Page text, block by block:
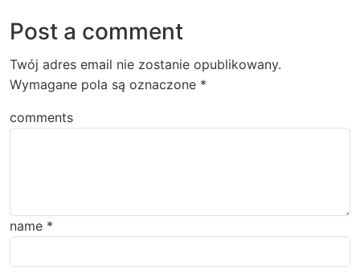
Post a comment
Twój adres email nie zostanie opublikowany.
Wymagane pola są oznaczone *
comments
name *